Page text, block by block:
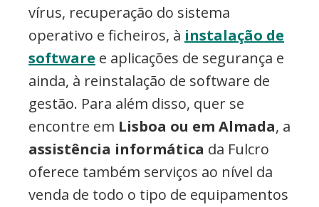
vírus, recuperação do sistema
operativo e ficheiros, à instalação de
software e aplicações de segurança e
ainda, à reinstalação de software de
gestão. Para além disso, quer se
encontre em Lisboa ou em Almada, a
assistência informática da Fulcro
oferece também serviços ao nível da
venda de todo o tipo de equipamentos